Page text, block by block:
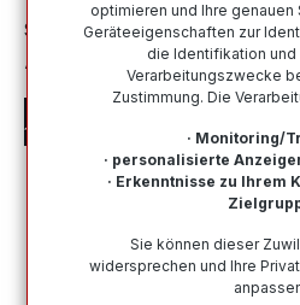
Sommerreifen Nach Größe
APLUS A610 225/
Bildergalerie überspringen
optimieren und Ihre
Geräteeigenschaften zur
die Identifikation
Verarbeitungszwecke
Zustimmung. Die
· Monitoring/
· personalisierte
· Erkenntnisse zu Ihrem
Sie können dieser
widersprechen und Ihre